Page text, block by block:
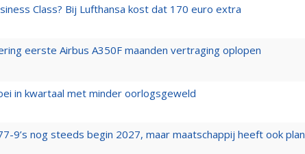
Class? Bij Lufthansa kost dat 170 euro extra
eerste Airbus A350F maanden vertraging oplopen
in kwartaal met minder oorlogsgeweld
9’s nog steeds begin 2027, maar maatschappij heeft ook plan